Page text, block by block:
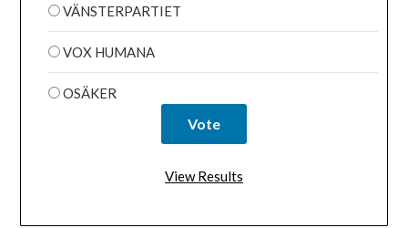
VÄNSTERPARTIET
VOX HUMANA
OSÄKER
View Results